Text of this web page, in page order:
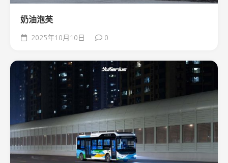
奶油泡芙
2025年10月10日 0